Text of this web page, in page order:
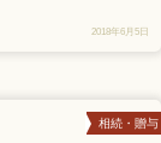
2018年6月5日
相続・贈与